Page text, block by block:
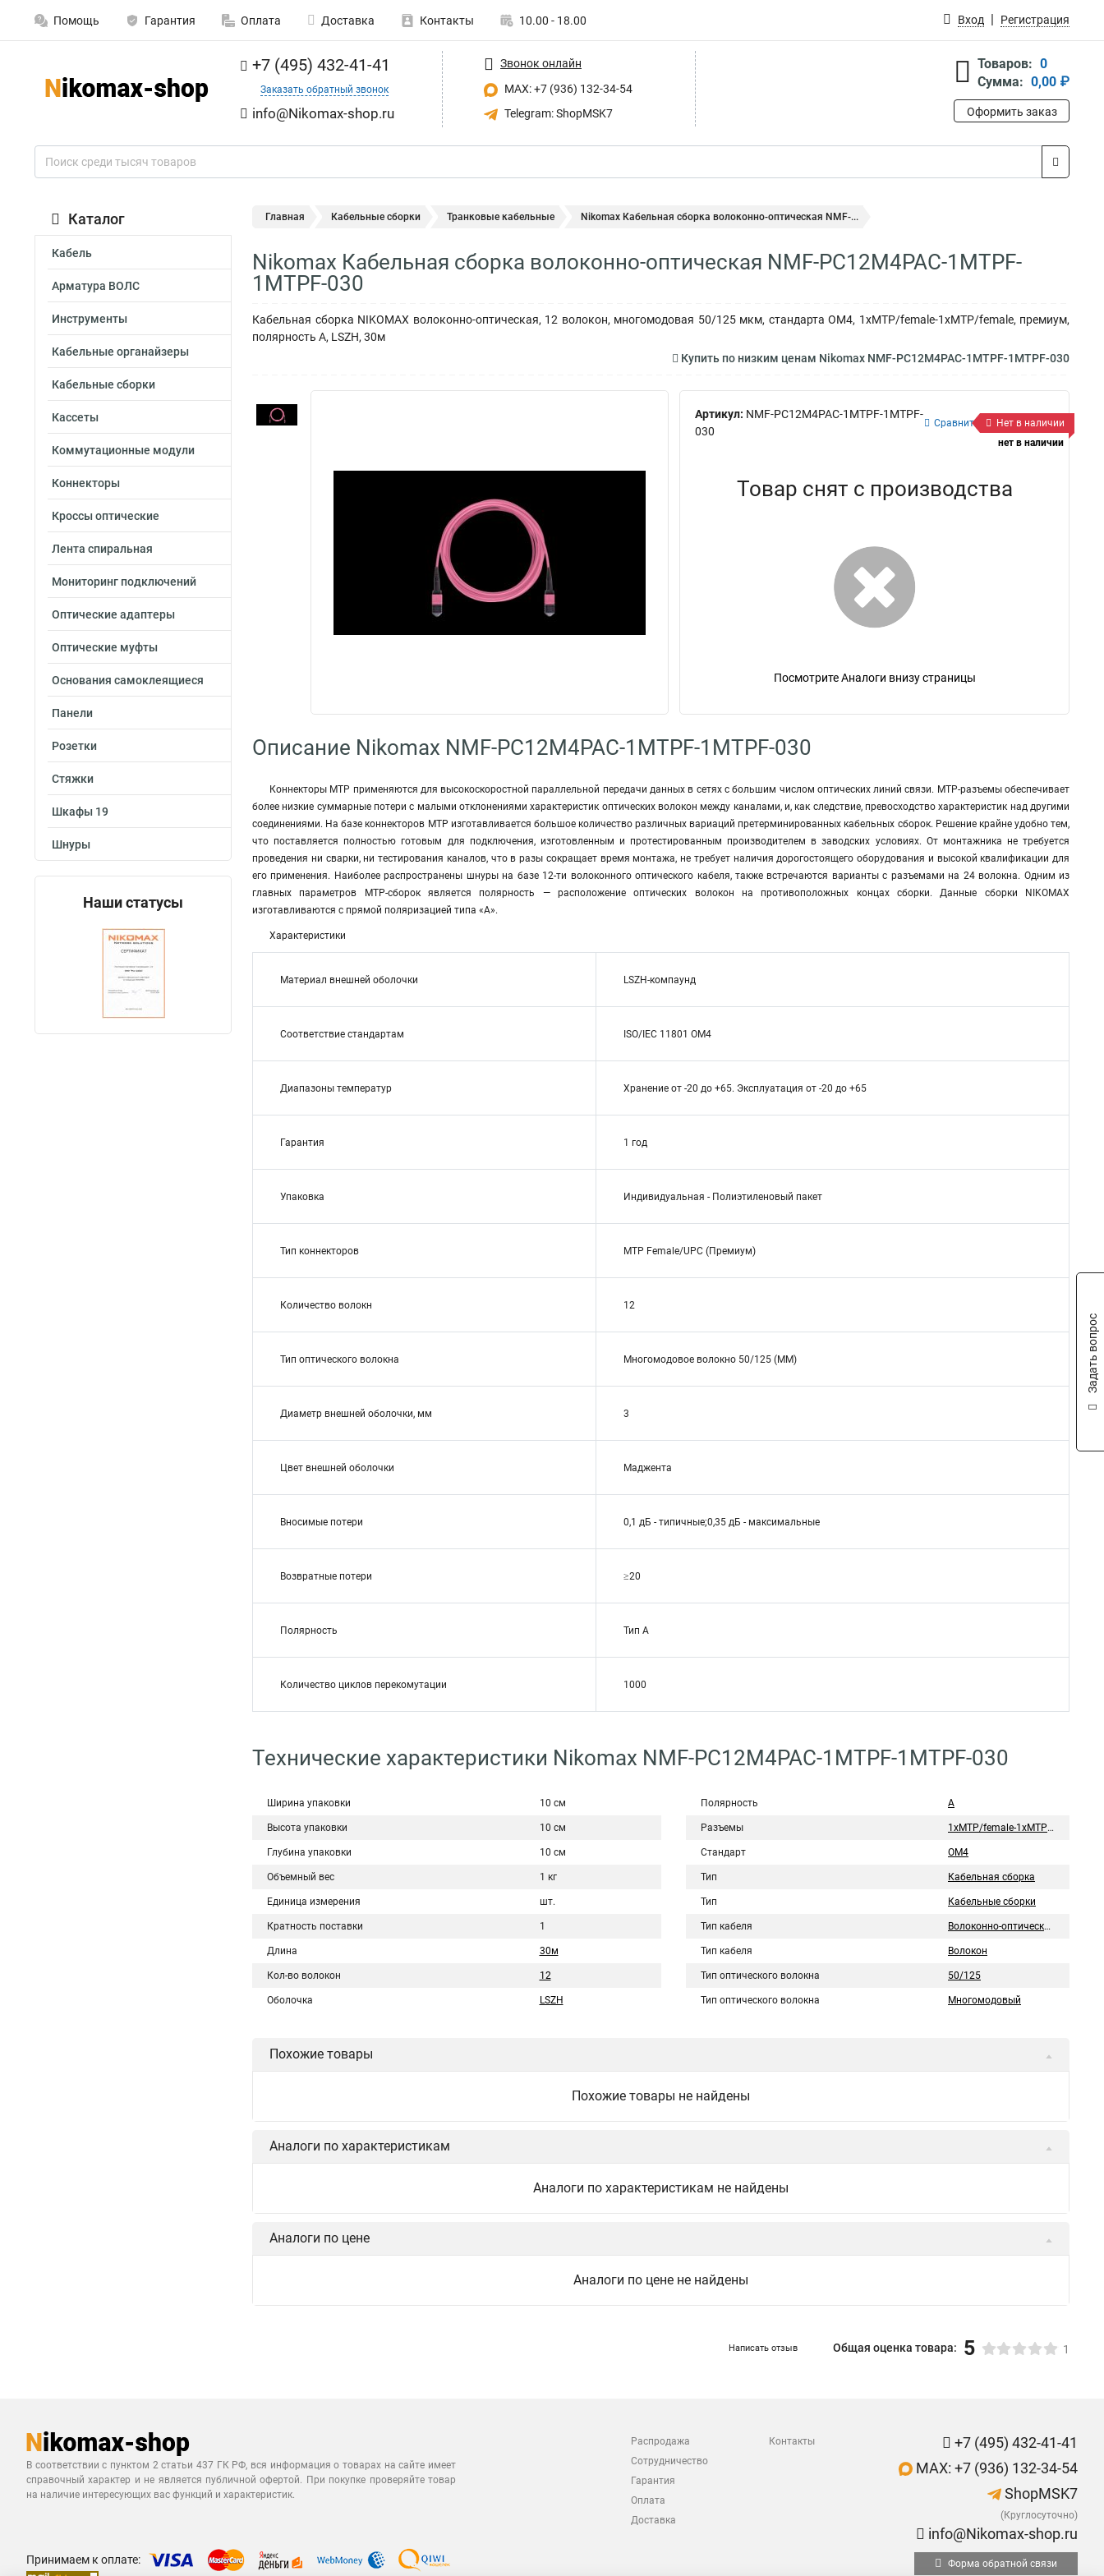
Помощь Гарантия Оплата Доставка Контакты 10.00 - 18.00 Вход Регистрация
+7 (495) 432-41-41
Заказать обратный звонок
info@Nikomax-shop.ru
Звонок онлайн
MAX: +7 (936) 132-34-54
Telegram: ShopMSK7
Товаров: 0
Сумма: 0,00 ₽
Оформить заказ
Каталог
Кабель
Арматура ВОЛС
Инструменты
Кабельные органайзеры
Кабельные сборки
Кассеты
Коммутационные модули
Коннекторы
Кроссы оптические
Лента спиральная
Мониторинг подключений
Оптические адаптеры
Оптические муфты
Основания самоклеящиеся
Панели
Розетки
Стяжки
Шкафы 19
Шнуры
Наши статусы
Главная Кабельные сборки Транковые кабельные Nikomax Кабельная сборка волоконно-оптическая NMF-...
Nikomax Кабельная сборка волоконно-оптическая NMF-PC12M4PAC-1MTPF-
1MTPF-030
Кабельная сборка NIKOMAX волоконно-оптическая, 12 волокон, многомодовая 50/125 мкм, стандарта OM4, 1xMTP/female-1xMTP/female, премиум,
полярность А, LSZH, 30м
Купить по низким ценам Nikomax NMF-PC12M4PAC-1MTPF-1MTPF-030
Артикул: NMF-PC12M4PAC-1MTPF-1MTPF-
030
Сравнить
Нет в наличии
нет в наличии
Товар снят с производства
Посмотрите Аналоги внизу страницы
Описание Nikomax NMF-PC12M4PAC-1MTPF-1MTPF-030
Коннекторы MTP применяются для высокоскоростной параллельной передачи данных в сетях с большим числом оптических линий связи. MTP-разъемы обеспечивает
более низкие суммарные потери с малыми отклонениями характеристик оптических волокон между каналами, и, как следствие, превосходство характеристик над другими
соединениями. На базе коннекторов MTP изготавливается большое количество различных вариаций претерминированных кабельных сборок. Решение крайне удобно тем,
что поставляется полностью готовым для подключения, изготовленным и протестированным производителем в заводских условиях. От монтажника не требуется
проведения ни сварки, ни тестирования каналов, что в разы сокращает время монтажа, не требует наличия дорогостоящего оборудования и высокой квалификации для
его применения. Наиболее распространены шнуры на базе 12-ти волоконного оптического кабеля, также встречаются варианты с разъемами на 24 волокна. Одним из
главных параметров MTP-сборок является полярность — расположение оптических волокон на противоположных концах сборки. Данные сборки NIKOMAX
изготавливаются с прямой поляризацией типа «А».
Характеристики
Материал внешней оболочки LSZH-компаунд
Соответствие стандартам ISO/IEC 11801 OM4
Диапазоны температур Хранение от -20 до +65. Эксплуатация от -20 до +65
Гарантия 1 год
Упаковка Индивидуальная - Полиэтиленовый пакет
Тип коннекторов MTP Female/UPC (Премиум)
Количество волокн 12
Тип оптического волокна Многомодовое волокно 50/125 (MM)
Диаметр внешней оболочки, мм 3
Цвет внешней оболочки Маджента
Вносимые потери 0,1 дБ - типичные;0,35 дБ - максимальные
Возвратные потери ≥20
Полярность Тип A
Количество циклов перекомутации 1000
Технические характеристики Nikomax NMF-PC12M4PAC-1MTPF-1MTPF-030
Ширина упаковки 10 см
Высота упаковки 10 см
Глубина упаковки 10 см
Объемный вес 1 кг
Единица измерения шт.
Кратность поставки 1
Длина 30м
Кол-во волокон 12
Оболочка LSZH
Полярность А
Разъемы 1xMTP/female-1xMTP/female
Стандарт OM4
Тип Кабельная сборка
Тип Кабельные сборки
Тип кабеля Волоконно-оптический
Тип кабеля Волокон
Тип оптического волокна 50/125
Тип оптического волокна Многомодовый
Похожие товары
Похожие товары не найдены
Аналоги по характеристикам
Аналоги по характеристикам не найдены
Аналоги по цене
Аналоги по цене не найдены
Написать отзыв Общая оценка товара: 5 1
В соответствии с пунктом 2 статьи 437 ГК РФ, вся информация о товарах на сайте имеет
справочный характер и не является публичной офертой. При покупке проверяйте товар
на наличие интересующих вас функций и характеристик.
Распродажа
Сотрудничество
Гарантия
Оплата
Доставка
Контакты
+7 (495) 432-41-41
MAX: +7 (936) 132-34-54
ShopMSK7
(Круглосуточно)
info@Nikomax-shop.ru
Принимаем к оплате: Форма обратной связи
Задать вопрос